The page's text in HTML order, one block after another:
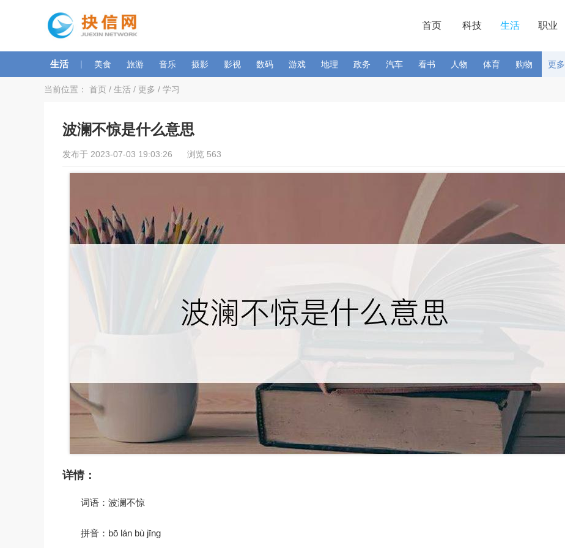
首页 科技 生活 职业
生活 | 美食 旅游 音乐 摄影 影视 数码 游戏 地理 政务 汽车 看书 人物 体育 购物 更多
当前位置： 首页 / 生活 / 更多 / 学习
波澜不惊是什么意思
发布于 2023-07-03 19:03:26 浏览 563
详情：
词语：波澜不惊
拼音：bō lán bù jīng